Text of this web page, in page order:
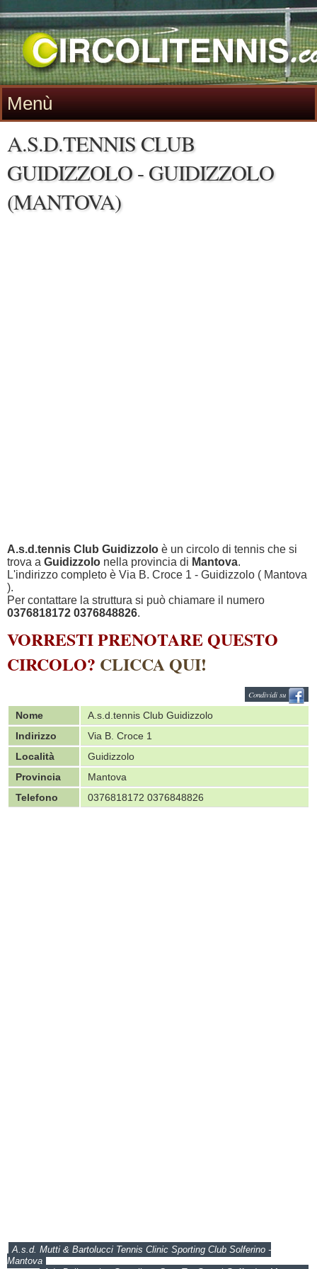
Menù
A.S.D.TENNIS CLUB
GUIDIZZOLO - GUIDIZZOLO
(MANTOVA)
A.s.d.tennis Club Guidizzolo è un circolo di tennis che si
trova a Guidizzolo nella provincia di Mantova.
L'indirizzo completo è Via B. Croce 1 - Guidizzolo ( Mantova
).
Per contattare la struttura si può chiamare il numero
0376818172 0376848826.
VORRESTI PRENOTARE QUESTO
CIRCOLO? CLICCA QUI!
Condividi su
Nome
A.s.d.tennis Club Guidizzolo
Indirizzo
Via B. Croce 1
Località
Guidizzolo
Provincia
Mantova
Telefono
0376818172 0376848826
A.s.d. Mutti & Bartolucci Tennis Clinic Sporting Club Solferino -
Mantova